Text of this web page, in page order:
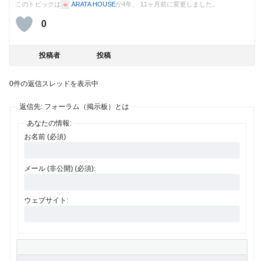
このトピックは ARATA HOUSEが4年、 11ヶ月前に変更しました。
0
投稿者 投稿
0件の返信スレッドを表示中
返信先: フォーラム（掲示板）とは
あなたの情報:
お名前 (必須)
メール (非公開) (必須):
ウェブサイト: